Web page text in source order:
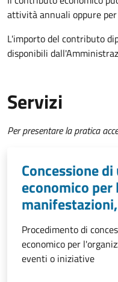
attività annuali oppure
L'importo del contributo
disponibili
Servizi
Per presentare la pratica
Concessione
economico
Procedimento di
economico per
eventi o iniziative